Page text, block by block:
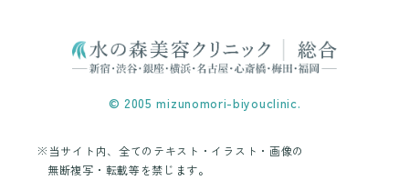
© 2005 mizunomori-biyouclinic.
※当サイト内、全てのテキスト・イラスト・画像の
無断複写・転載等を禁じます。